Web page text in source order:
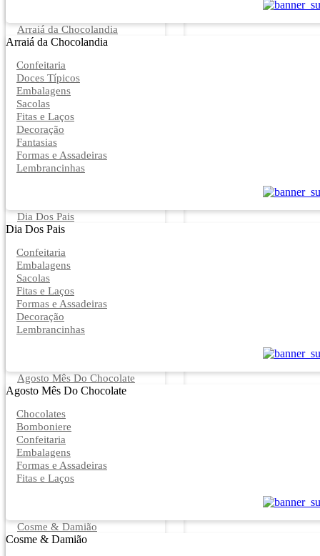
Arraiá da Chocolandia
Arraiá da Chocolandia
Confeitaria
Doces Típicos
Embalagens
Sacolas
Fitas e Laços
Decoração
Fantasias
Formas e Assadeiras
Lembrancinhas
Dia Dos Pais
Dia Dos Pais
Confeitaria
Embalagens
Sacolas
Fitas e Laços
Formas e Assadeiras
Decoração
Lembrancinhas
Agosto Mês Do Chocolate
Agosto Mês Do Chocolate
Chocolates
Bomboniere
Confeitaria
Embalagens
Formas e Assadeiras
Fitas e Laços
Cosme & Damião
Cosme & Damião